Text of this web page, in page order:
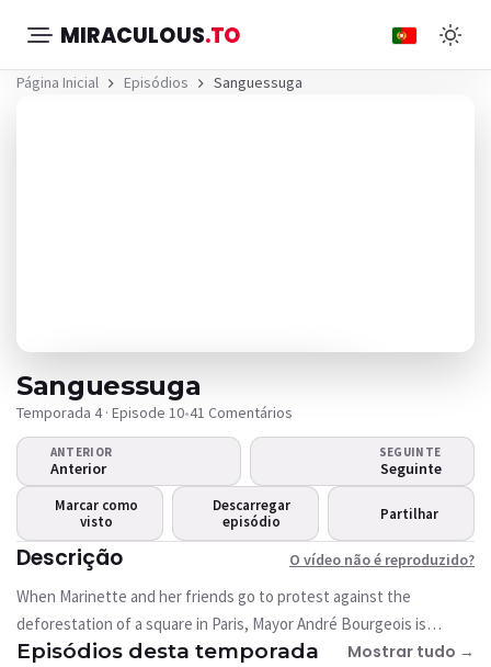
MIRACULOUS.TO
Página Inicial Episódios Sanguessuga
O vídeo não é reproduzido?
Este vídeo não está disponível
actualmente
Sanguessuga
Temporada 4 · Episode 10•41 Comentários
ANTERIOR
Anterior
SEGUINTE
Seguinte
Marcar como
visto
Descarregar
episódio
Partilhar
Descrição O vídeo não é reproduzido?
When Marinette and her friends go to protest against the
deforestation of a square in Paris, Mayor André Bourgeois is
enraged and is akumatized. Now Ladybug will have to defend not
Episódios desta temporada Mostrar tudo →